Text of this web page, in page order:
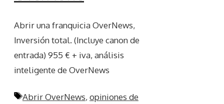
Abrir una franquicia OverNews,
Inversión total. (Incluye canon de
entrada) 955 € + iva, análisis
inteligente de OverNews
Etiquetas
Abrir OverNews, opiniones de